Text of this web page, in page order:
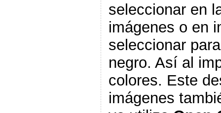
seleccionar en
imágenes o en
seleccionar
negro. Así al
colores. Este
imágenes